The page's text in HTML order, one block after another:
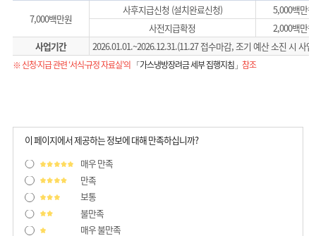
7,000백만원
사후지급신청 (설치완료신청)
5,000백만원
사전지급확정
2,000백만원
사업기간
2026.01.01.~2026.12.31.(11.27 접수마감, 조기 예산 소진 시 사
※ 신청·지급 관련 ‘서식·규정 자료실’의 「가스냉방장려금 세부 집행지침」 참조
이 페이지에서 제공하는 정보에 대해 만족하십니까?
매우 만족
만족
보통
불만족
매우 불만족